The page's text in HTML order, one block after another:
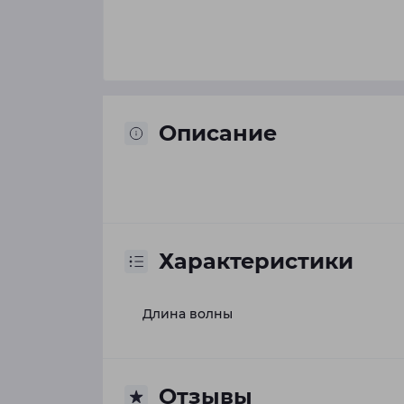
Описание
Характеристики
Длина волны
Отзывы